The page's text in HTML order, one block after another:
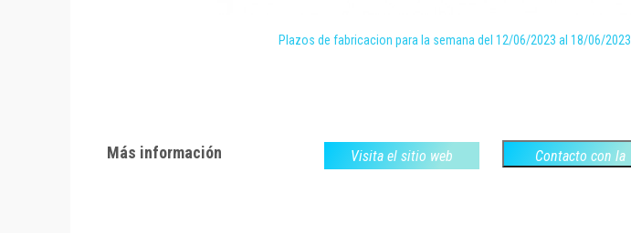
Plazos de fabricacion para la semana del 12/06/2023 al 18/06/2023
Más información Visita el sitio web
Contacto con la